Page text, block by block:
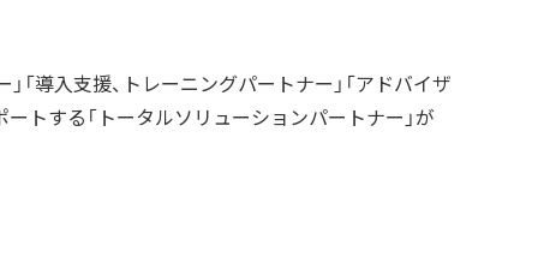
導入支援、トレーニングパートナー」「アドバイザ
トする「トータルソリューションパートナー」が